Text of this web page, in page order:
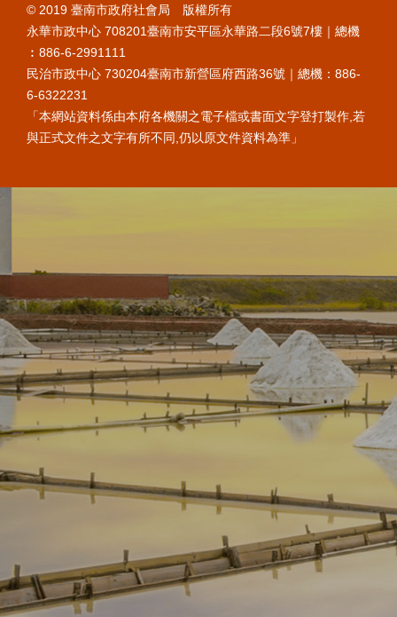
© 2019 臺南市政府社會局 版權所有
永華市政中心 708201臺南市安平區永華路二段6號7樓｜總機
︰886-6-2991111
民治市政中心 730204臺南市新營區府西路36號｜總機：886-
6-6322231
「本網站資料係由本府各機關之電子檔或書面文字登打製作,若
與正式文件之文字有所不同,仍以原文件資料為準」